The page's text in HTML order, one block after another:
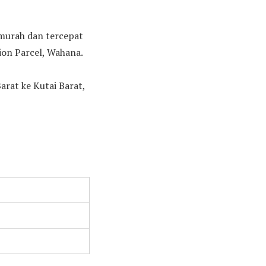
dan tercepat
Parcel, Wahana.
ke Kutai Barat,